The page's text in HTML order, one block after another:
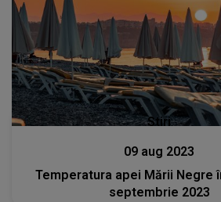
Stiri
09 aug 2023
Temperatura apei Mării Negre
septembrie 2023